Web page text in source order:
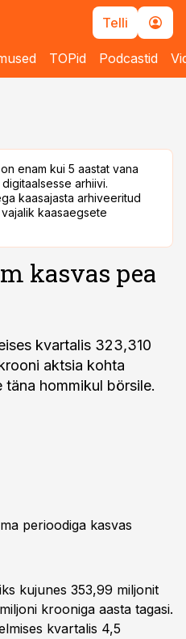
Telli
TOPid Podcastid
enam kui 5 aastat vana
arhiivi.
kaasajasta arhiveeritud
kaasaegsete
kasvas pea
kvartalis 323,310
aktsia kohta
hommikul börsile.
perioodiga kasvas
kujunes 353,99 miljonit
krooniga aasta tagasi.
kvartalis 4,5